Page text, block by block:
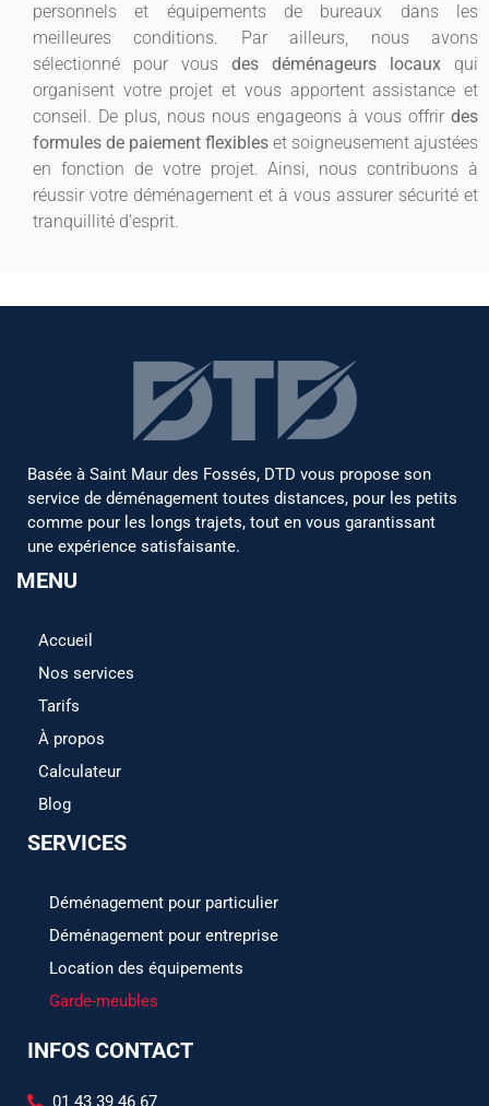
personnels et équipements de bureaux dans les
meilleures conditions. Par ailleurs, nous avons
sélectionné pour vous des déménageurs locaux qui
organisent votre projet et vous apportent assistance et
conseil. De plus, nous nous engageons à vous offrir des
formules de paiement flexibles et soigneusement ajustées
en fonction de votre projet. Ainsi, nous contribuons à
réussir votre déménagement et à vous assurer sécurité et
tranquillité d’esprit.
Basée à Saint Maur des Fossés, DTD vous propose son
service de déménagement toutes distances, pour les petits
comme pour les longs trajets, tout en vous garantissant
une expérience satisfaisante.
MENU
Accueil
Nos services
Tarifs
À propos
Calculateur
Blog
SERVICES
Déménagement pour particulier
Déménagement pour entreprise
Location des équipements
Garde-meubles
INFOS CONTACT
01 43 39 46 67